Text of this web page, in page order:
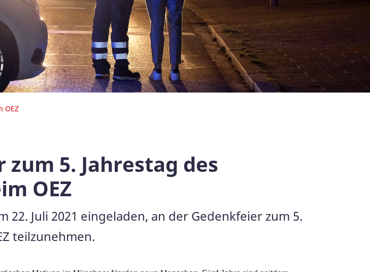
OEZ
5. Jahrestag des
OEZ
Juli 2021 eingeladen, an der Gedenkfeier zum 5.
teilzunehmen.